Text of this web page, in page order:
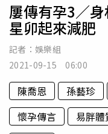
屢傳有孕3／
星卯起來減肥
記者： 娛樂組
2021-09-15 06:00
陳喬恩 孫藝珍
懷孕傳言
易胖體